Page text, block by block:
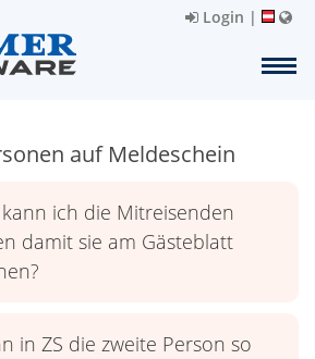
Login |
auf Meldeschein
ich die Mitreisenden
damit sie am Gästeblatt
in ZS die zweite Person so